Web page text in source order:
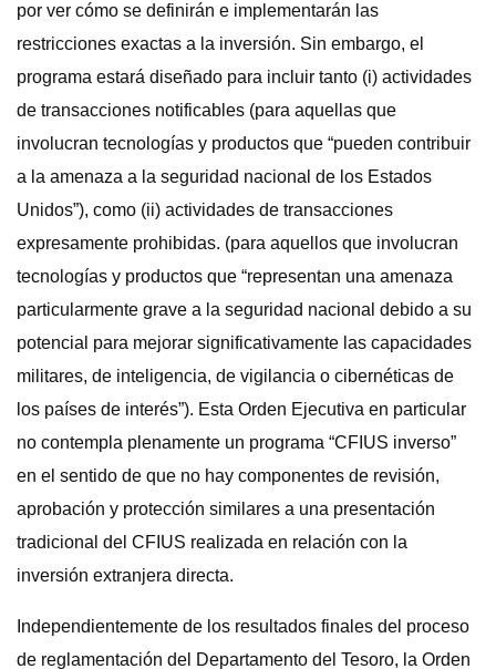
por ver cómo se definirán e implementarán las
restricciones exactas a la inversión. Sin embargo, el
programa estará diseñado para incluir tanto (i) actividades
de transacciones notificables (para aquellas que
involucran tecnologías y productos que “pueden contribuir
a la amenaza a la seguridad nacional de los Estados
Unidos”), como (ii) actividades de transacciones
expresamente prohibidas. (para aquellos que involucran
tecnologías y productos que “representan una amenaza
particularmente grave a la seguridad nacional debido a su
potencial para mejorar significativamente las capacidades
militares, de inteligencia, de vigilancia o cibernéticas de
los países de interés”). Esta Orden Ejecutiva en particular
no contempla plenamente un programa “CFIUS inverso”
en el sentido de que no hay componentes de revisión,
aprobación y protección similares a una presentación
tradicional del CFIUS realizada en relación con la
inversión extranjera directa.
Independientemente de los resultados finales del proceso
de reglamentación del Departamento del Tesoro, la Orden